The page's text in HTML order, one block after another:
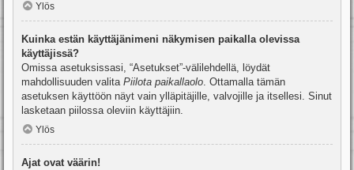
Ylös
Kuinka estän käyttäjänimeni näkymisen paikalla olevissa
käyttäjissä?
Omissa asetuksissasi, “Asetukset”-välilehdellä, löydät
mahdollisuuden valita Piilota paikallaolo. Ottamalla tämän
asetuksen käyttöön näyt vain ylläpitäjille, valvojille ja itsellesi. Sinut
lasketaan piilossa oleviin käyttäjiin.
Ylös
Ajat ovat väärin!